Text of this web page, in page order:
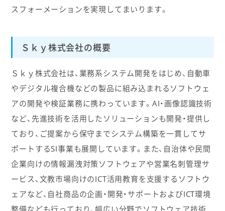
スフォーメーションを実現してまいります。
Ｓｋｙ株式会社の概要
Ｓｋｙ株式会社は、業務系システム開発をはじめ、自動車
やデジタル複合機などの製品に組み込まれるソフトウェ
アの開発や検証業務に携わっています。AI・画像認識技術
など、先進技術を活用したソリューションも開発・提供し
ており、ご提案から保守までシステム構築を一貫してサ
ポートするSI事業も展開しています。また、自治体や民間
企業向けの情報漏洩対策ソフトウェアや営業名刺管理サ
ービス、文教市場向けのICT活用教育を支援するソフトウ
ェアなど、自社商品の企画・開発・サポートおよびICT環境
整備なども行っており、幅広い分野でソフトウェア技術